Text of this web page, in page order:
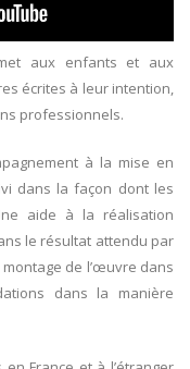
aux enfants et aux
écrites à leur intention,
professionnels.
à la mise en
dans la façon dont les
aide à la réalisation
le résultat attendu par
de l’œuvre dans
dans la manière